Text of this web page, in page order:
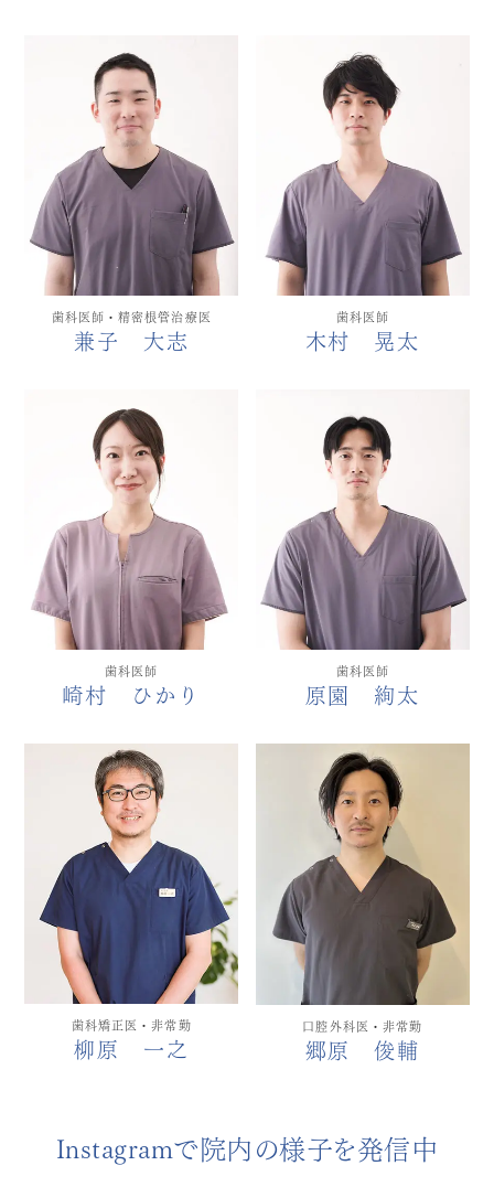
歯科医師・精密根管治療医
兼子 大志
歯科医師
木村 晃太
歯科医師
崎村 ひかり
歯科医師
原園 絢太
歯科矯正医・非常勤
柳原 一之
口腔外科医・非常勤
郷原 俊輔
Instagramで院内の様子を発信中